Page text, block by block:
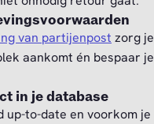
van partijenpost zorg je
aankomt én bespaar je
in je database
up-to-date en voorkom je